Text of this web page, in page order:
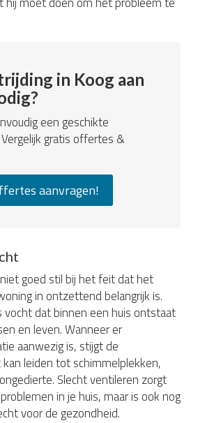
in Koog aan
een geschikte
gratis offertes &
aanvragen!
goed stil bij het feit dat het
in ontzettend belangrijk is.
vocht dat binnen een huis ontstaat
en leven. Wanneer er
aanwezig is, stijgt de
leiden tot schimmelplekken,
Slecht ventileren zorgt
in je huis, maar is ook nog
voor de gezondheid.